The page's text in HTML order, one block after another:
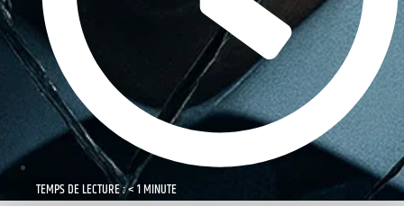
TEMPS DE LECTURE : < 1 MINUTE